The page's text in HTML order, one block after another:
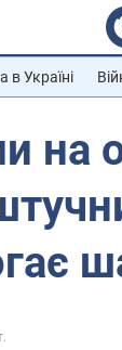
в Україні
на